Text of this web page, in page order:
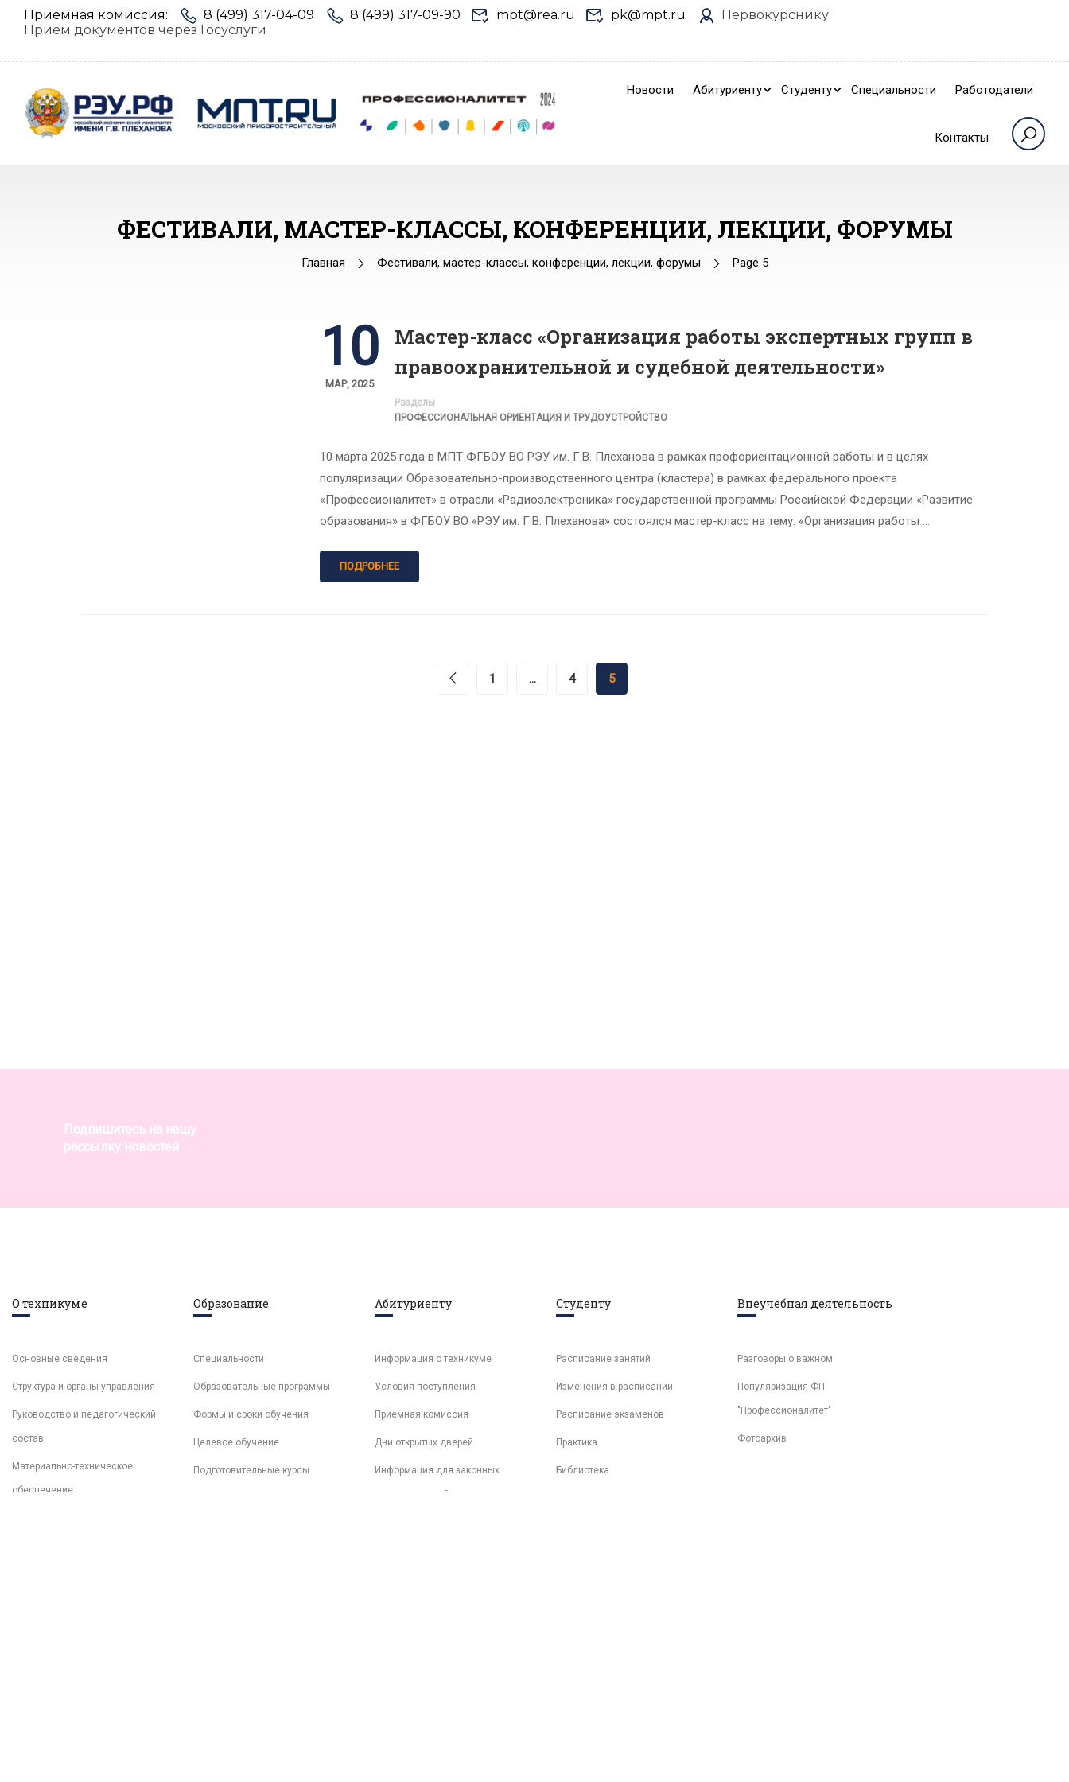
Приёмная комиссия: 8 (499) 317-04-09 8 (499) 317-09-90 mpt@rea.ru pk@mpt.ru
Первокурснику
Приём документов через Госуслуги
Новости Абитуриенту Студенту Специальности Работодатели
Контакты
ФЕСТИВАЛИ, МАСТЕР-КЛАССЫ, КОНФЕРЕНЦИИ, ЛЕКЦИИ, ФОРУМЫ
Главная Фестивали, мастер-классы, конференции, лекции, форумы Page 5
10
МАР, 2025
Мастер-класс «Организация работы экспертных групп в
правоохранительной и судебной деятельности»
Разделы
ПРОФЕССИОНАЛЬНАЯ ОРИЕНТАЦИЯ И ТРУДОУСТРОЙСТВО
10 марта 2025 года в МПТ ФГБОУ ВО РЭУ им. Г.В. Плеханова в рамках профориентационной работы и в целях
популяризации Образовательно-производственного центра (кластера) в рамках федерального проекта
«Профессионалитет» в отрасли «Радиоэлектроника» государственной программы Российской Федерации «Развитие
образования» в ФГБОУ ВО «РЭУ им. Г.В. Плеханова» состоялся мастер-класс на тему: «Организация работы …
ПОДРОБНЕЕ
1 … 4 5
Подпишитесь на нашу
рассылку новостей
О техникуме
Основные сведения
Структура и органы управления
Руководство и педагогический
состав
Материально-техническое
обеспечение
Образование
Специальности
Образовательные программы
Формы и сроки обучения
Целевое обучение
Подготовительные курсы
Абитуриенту
Информация о техникуме
Условия поступления
Приемная комиссия
Дни открытых дверей
Информация для законных
представителей
Студенту
Расписание занятий
Изменения в расписании
Расписание экзаменов
Практика
Библиотека
Внеучебная деятельность
Разговоры о важном
Популяризация ФП
"Профессионалитет"
Фотоархив